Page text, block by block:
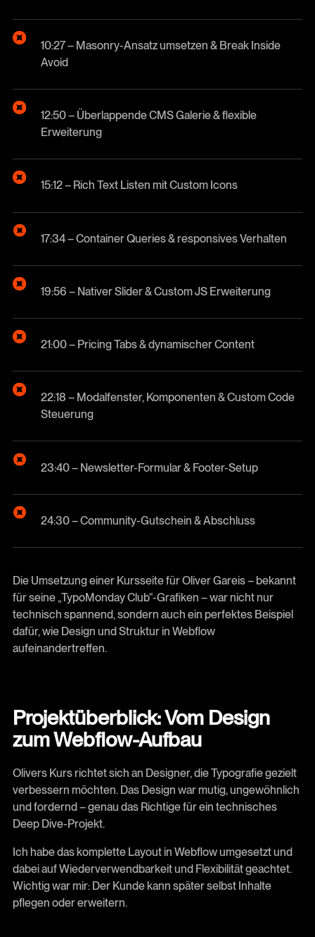
10:27 – Masonry-Ansatz umsetzen & Break Inside
Avoid
12:50 – Überlappende CMS Galerie & flexible
Erweiterung
15:12 – Rich Text Listen mit Custom Icons
17:34 – Container Queries & responsives Verhalten
19:56 – Nativer Slider & Custom JS Erweiterung
21:00 – Pricing Tabs & dynamischer Content
22:18 – Modalfenster, Komponenten & Custom Code
Steuerung
23:40 – Newsletter-Formular & Footer-Setup
24:30 – Community-Gutschein & Abschluss
Die Umsetzung einer Kursseite für Oliver Gareis – bekannt
für seine „TypoMonday Club“-Grafiken – war nicht nur
technisch spannend, sondern auch ein perfektes Beispiel
dafür, wie Design und Struktur in Webflow
aufeinandertreffen.
Projektüberblick: Vom Design
zum Webflow-Aufbau
Olivers Kurs richtet sich an Designer, die Typografie gezielt
verbessern möchten. Das Design war mutig, ungewöhnlich
und fordernd – genau das Richtige für ein technisches
Deep Dive-Projekt.
Ich habe das komplette Layout in Webflow umgesetzt und
dabei auf Wiederverwendbarkeit und Flexibilität geachtet.
Wichtig war mir: Der Kunde kann später selbst Inhalte
pflegen oder erweitern.